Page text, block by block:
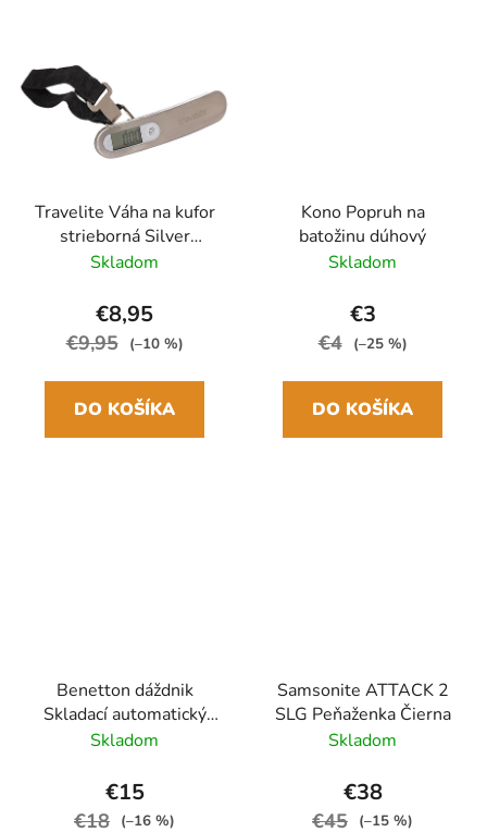
Travelite Váha na kufor
strieborná Silver
Digitálna
Skladom
€8,95
€9,95 (–10 %)
DO KOŠÍKA
Kono Popruh na
batožinu dúhový
Skladom
€3
€4 (–25 %)
DO KOŠÍKA
Benetton dáždnik
Skladací automatický
Zelený 28cm/95cm
Skladom
€15
€18 (–16 %)
Samsonite ATTACK 2
SLG Peňaženka Čierna
Skladom
€38
€45 (–15 %)